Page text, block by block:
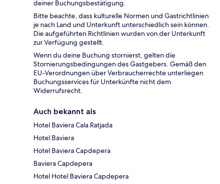
deiner Buchungsbestätigung.
Bitte beachte, dass kulturelle Normen und Gastrichtlinien
je nach Land und Unterkunft unterschiedlich sein können.
Die aufgeführten Richtlinien wurden von der Unterkunft
zur Verfügung gestellt.
Wenn du deine Buchung stornierst, gelten die
Stornierungsbedingungen des Gastgebers. Gemäß den
EU-Verordnungen über Verbraucherrechte unterliegen
Buchungsservices für Unterkünfte nicht dem
Widerrufsrecht.
Auch bekannt als
Hotel Baviera Cala Ratjada
Hotel Baviera
Hotel Baviera Capdepera
Baviera Capdepera
Hotel Hotel Baviera Capdepera